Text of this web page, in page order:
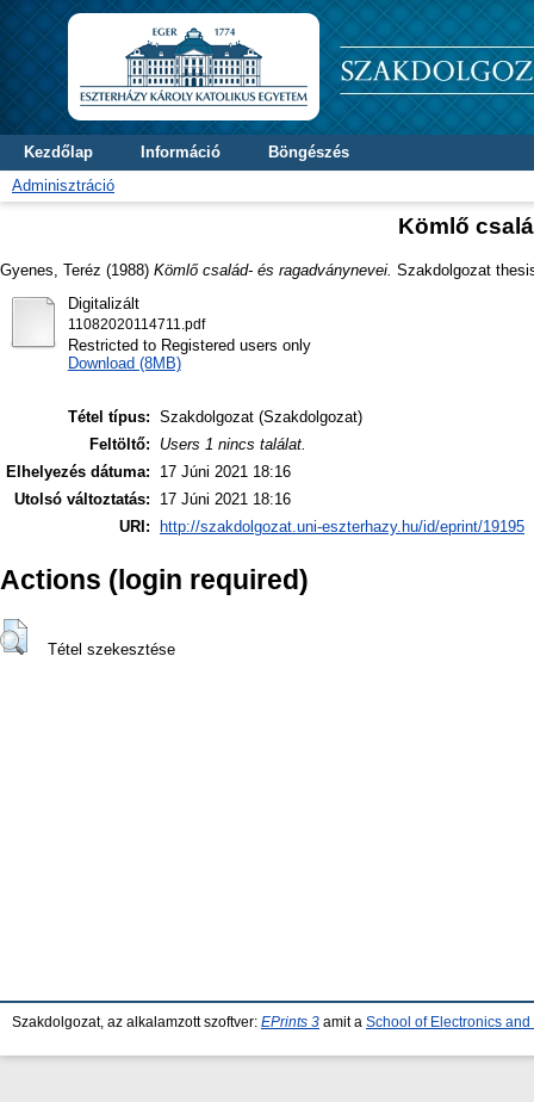
Kezdőlap Információ
Böngészés
Adminisztráció
Kömlő
Gyenes, Teréz (1988) Kömlő család- és ragadványnevei. Szakdolgozat
Digitalizált
11082020114711.pdf
Restricted to Registered users only
Download (8MB)
Tétel típus: Szakdolgozat (Szakdolgozat)
Feltöltő:
Users 1 nincs találat.
Elhelyezés dátuma:
17 Júni 2021 18:16
Utolsó változtatás:
17 Júni 2021 18:16
URI:
http://szakdolgozat.uni-eszterhazy.hu/id/eprint/19195
Actions (login required)
Tétel szekesztése
Szakdolgozat, az alkalamzott szoftver: EPrints 3 amit a School of Electronics